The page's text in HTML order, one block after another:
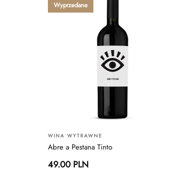
Wyprzedane
WINA WYTRAWNE
Abre a Pestana Tinto
49.00 PLN